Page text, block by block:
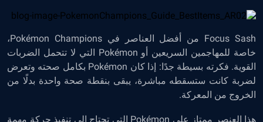
Focus Sash من أفضل العناصر في Pokémon Champions،
خاصة للمهاجمين السريعين أو Pokémon التي لا تتحمل الضربات
القوية. فكرته بسيطة جدًا: إذا كان Pokémon بكامل صحته وتعرض
لضربة كانت ستسقطه مباشرة، يبقى بنقطة صحة واحدة بدلًا من
الخروج من المعركة.
هذا العنصر ممتاز على Pokémon التي تحتاج إلى تنفيذ حركة مهمة